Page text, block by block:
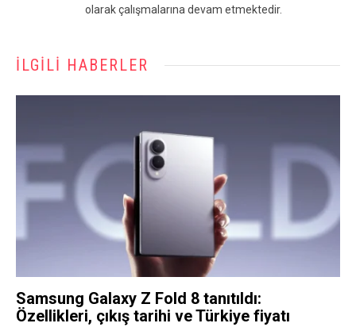
olarak çalışmalarına devam etmektedir.
İLGILI HABERLER
Samsung Galaxy Z Fold 8 tanıtıldı:
Özellikleri, çıkış tarihi ve Türkiye fiyatı